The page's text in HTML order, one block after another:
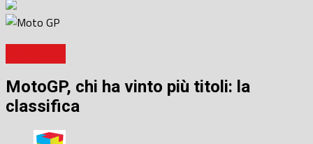
MotoGP, chi ha vinto più titoli: la
classifica